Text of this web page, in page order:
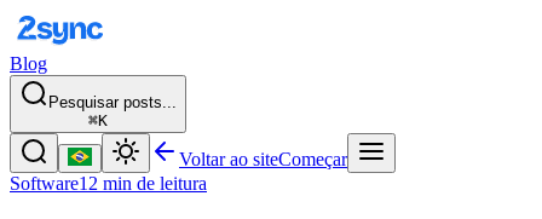
Blog
Pesquisar posts...
⌘K
Voltar ao siteComeçar
Software12 min de leitura